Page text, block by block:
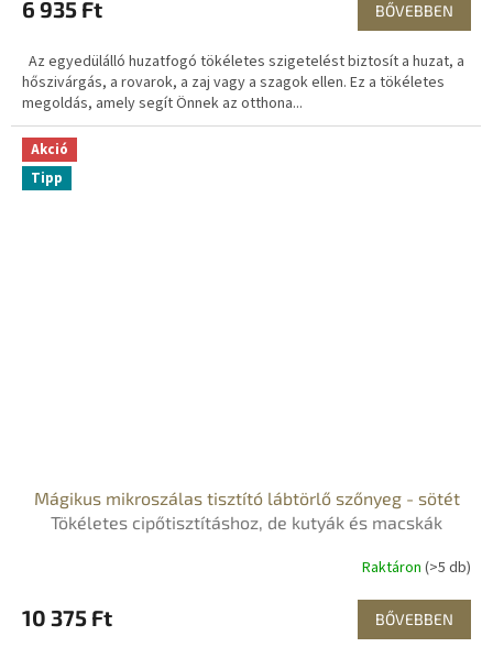
6 935 Ft BŐVEBBEN
Az egyedülálló huzatfogó tökéletes szigetelést biztosít a huzat, a
hőszivárgás, a rovarok, a zaj vagy a szagok ellen. Ez a tökéletes
megoldás, amely segít Önnek az otthona...
Akció
Tipp
Mágikus mikroszálas tisztító lábtörlő szőnyeg - sötét
Tökéletes cipőtisztításhoz, de kutyák és macskák
Raktáron (>5 db)
10 375 Ft BŐVEBBEN